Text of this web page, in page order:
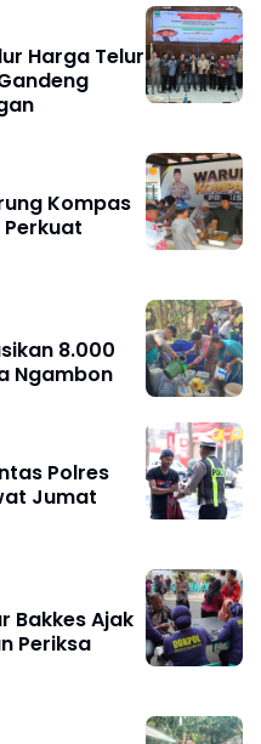
Harga Telur
Kompas
Perkuat
8.000
Ngambon
Polres
Jumat
Bakkes Ajak
Periksa